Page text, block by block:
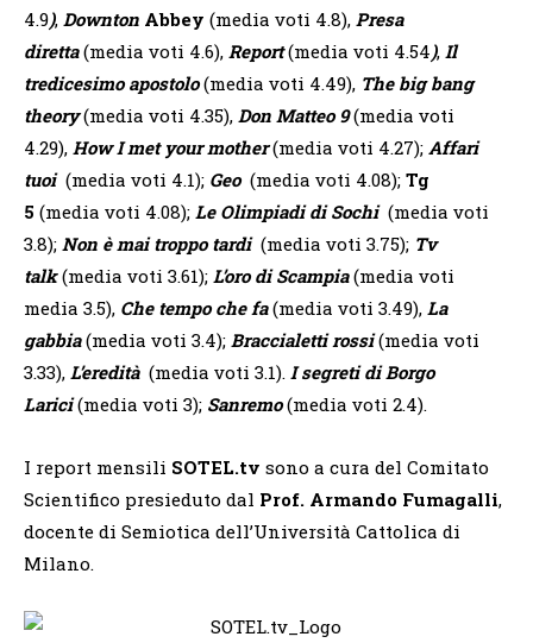
4.9), Downton Abbey (media voti 4.8), Presa
diretta(media voti 4.6), Report(media voti 4.54), Il
tredicesimo apostolo(media voti 4.49), The big bang
theory(media voti 4.35), Don Matteo 9(media voti
4.29), How I met your mother(media voti 4.27); Affari
tuoi(media voti 4.1); Geo(media voti 4.08); Tg
5 (media voti 4.08); Le Olimpiadi di Sochi(media voti
3.8); Non è mai troppo tardi(media voti 3.75); Tv
talk(media voti 3.61); L’oro di Scampia(media voti
media 3.5), Che tempo che fa(media voti 3.49), La
gabbia(media voti 3.4); Braccialetti rossi(media voti
3.33), L’eredità(media voti 3.1). I segreti di Borgo
Larici(media voti 3); Sanremo(media voti 2.4).
I report mensili SOTEL.tv sono a cura del Comitato
Scientifico presieduto dal Prof. Armando Fumagalli,
docente di Semiotica dell’Università Cattolica di
Milano.